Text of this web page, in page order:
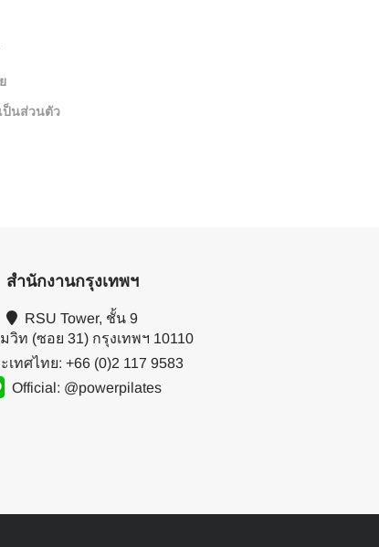
ป็นส่วนตัว
สำนักงานกรุงเทพฯ
RSU Tower, ชั้น 9
วิท (ซอย 31) กรุงเทพฯ 10110
เทศไทย: +66 (0)2 117 9583
Official: @powerpilates